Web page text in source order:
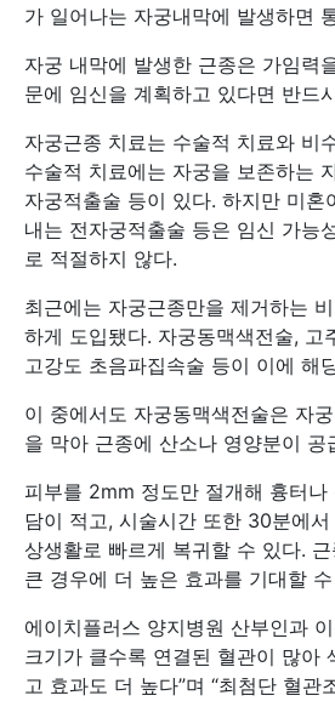
가 일어나는 자궁내막에 발생하면
자궁 내막에 발생한 근종은 가임력
문에 임신을 계획하고 있다면 반드
자궁근종 치료는 수술적 치료와 비
수술적 치료에는 자궁을 보존하는
자궁적출술 등이 있다. 하지만 미혼
내는 전자궁적출술 등은 임신 가능
로 적절하지 않다.
최근에는 자궁근종만을 제거하는
하게 도입됐다. 자궁동맥색전술, 고
고강도 초음파집속술 등이 이에 해
이 중에서도 자궁동맥색전술은 자
을 막아 근종에 산소나 영양분이 공
피부를 2mm 정도만 절개해 흉터
담이 적고, 시술시간 또한 30분에
상생활로 빠르게 복귀할 수 있다.
큰 경우에 더 높은 효과를 기대할
에이치플러스 양지병원 산부인과
크기가 클수록 연결된 혈관이 많아
고 효과도 더 높다”며 “최첨단 혈관